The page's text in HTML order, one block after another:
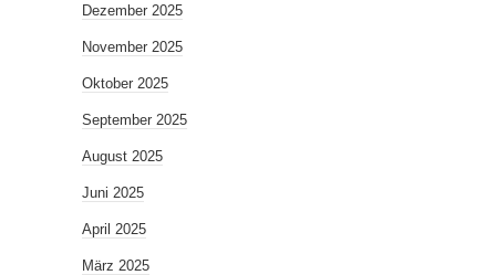
Dezember 2025
November 2025
Oktober 2025
September 2025
August 2025
Juni 2025
April 2025
März 2025